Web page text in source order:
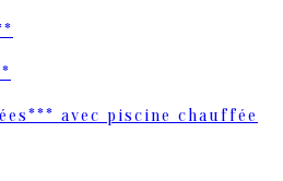
avec piscine chauffée